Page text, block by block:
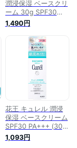
潤浸保湿 ベースクリ
ーム 30g SPF30
PA+++ ノンケミカル
UVクリーム 花王
1,490円
花王 キュレル 潤浸
保湿 ベースクリーム
SPF30 PA+++ (30g)
顔用 日焼け止め
curel 【医薬部外
1,093円